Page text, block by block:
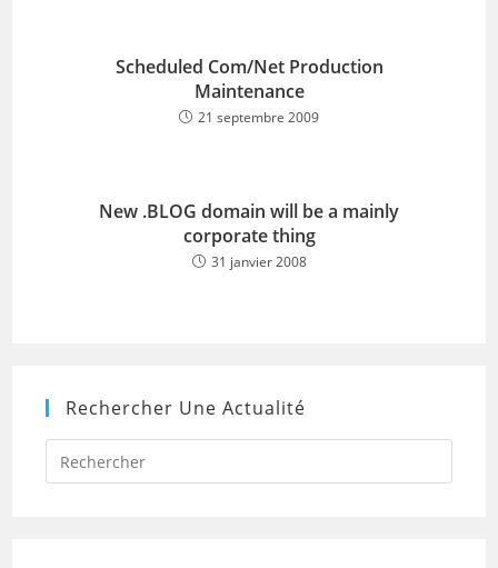
Scheduled Com/Net Production
Maintenance
21 septembre 2009
New .BLOG domain will be a mainly
corporate thing
31 janvier 2008
Rechercher Une Actualité
Press
to